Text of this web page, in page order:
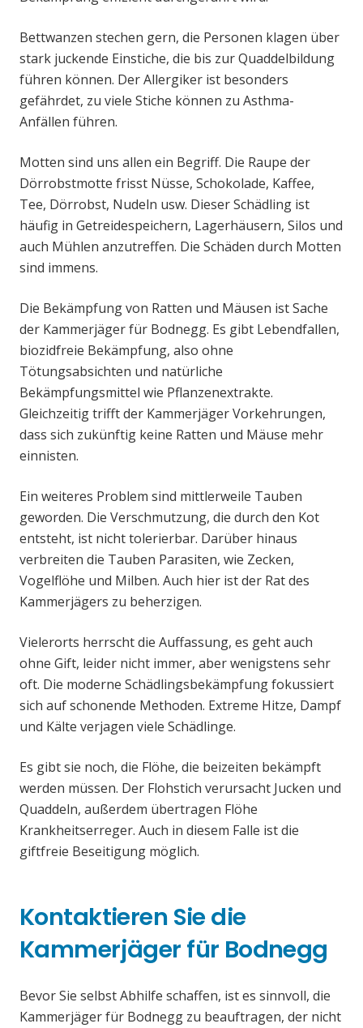
Bettwanzen stechen gern, die Personen klagen über
stark juckende Einstiche, die bis zur Quaddelbildung
führen können. Der Allergiker ist besonders
gefährdet, zu viele Stiche können zu Asthma-
Anfällen führen.
Motten sind uns allen ein Begriff. Die Raupe der
Dörrobstmotte frisst Nüsse, Schokolade, Kaffee,
Tee, Dörrobst, Nudeln usw. Dieser Schädling ist
häufig in Getreidespeichern, Lagerhäusern, Silos und
auch Mühlen anzutreffen. Die Schäden durch Motten
sind immens.
Die Bekämpfung von Ratten und Mäusen ist Sache
der Kammerjäger für Bodnegg. Es gibt Lebendfallen,
biozidfreie Bekämpfung, also ohne
Tötungsabsichten und natürliche
Bekämpfungsmittel wie Pflanzenextrakte.
Gleichzeitig trifft der Kammerjäger Vorkehrungen,
dass sich zukünftig keine Ratten und Mäuse mehr
einnisten.
Ein weiteres Problem sind mittlerweile Tauben
geworden. Die Verschmutzung, die durch den Kot
entsteht, ist nicht tolerierbar. Darüber hinaus
verbreiten die Tauben Parasiten, wie Zecken,
Vogelflöhe und Milben. Auch hier ist der Rat des
Kammerjägers zu beherzigen.
Vielerorts herrscht die Auffassung, es geht auch
ohne Gift, leider nicht immer, aber wenigstens sehr
oft. Die moderne Schädlingsbekämpfung fokussiert
sich auf schonende Methoden. Extreme Hitze, Dampf
und Kälte verjagen viele Schädlinge.
Es gibt sie noch, die Flöhe, die beizeiten bekämpft
werden müssen. Der Flohstich verursacht Jucken und
Quaddeln, außerdem übertragen Flöhe
Krankheitserreger. Auch in diesem Falle ist die
giftfreie Beseitigung möglich.
Kontaktieren Sie die
Kammerjäger für Bodnegg
Bevor Sie selbst Abhilfe schaffen, ist es sinnvoll, die
Kammerjäger für Bodnegg zu beauftragen, der nicht